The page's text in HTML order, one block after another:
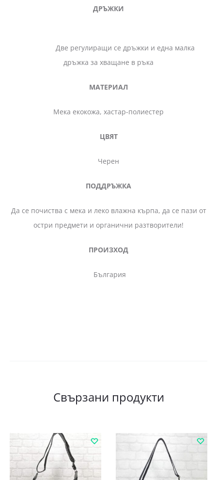
ДРЪЖКИ
Две регулиращи се дръжки и една малка
дръжка за хващане в ръка
МАТЕРИАЛ
Мека екокожа, хастар-полиестер
ЦВЯТ
Черен
ПОДДРЪЖКА
Да се почиства с мека и леко влажна кърпа, да се пази от
остри предмети и органични разтворители!
ПРОИЗХОД
България
Свързани продукти